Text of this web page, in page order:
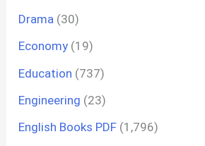
Drama (30)
Economy (19)
Education (737)
Engineering (23)
English Books PDF (1,796)